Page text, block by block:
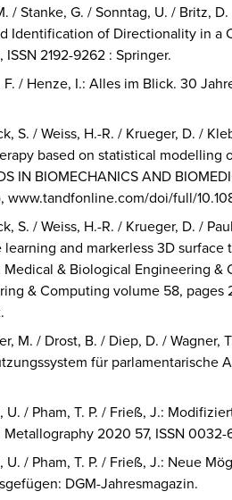
/ Stanke, G. / Sonntag, U. / Britz,
Identification of Directionality in a
ISSN 2192-9262 : Springer.
F. / Henze, I.: Alles im Blick. 30
S. / Weiss, H.-R. / Krueger, D. /
based on statistical modelling
IN BIOMECHANICS AND
www.tandfonline.com/doi/full/
S. / Weiss, H.-R. / Krueger, D. /
learning and markerless 3D
Medical & Biological Engineering &
& Computing volume 58, pages
M. / Drost, B. / Diep, D. / Wagner,
für parlamentarische
U. / Pham, T. P. / Frieß, J.:
Metallography 2020 57, ISSN 0032-
U. / Pham, T. P. / Frieß, J.: Neue
DGM-Jahresmagazin.